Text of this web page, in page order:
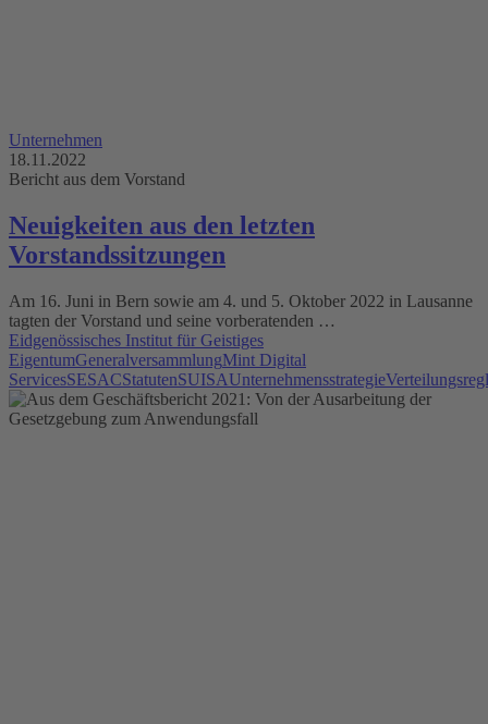
Unternehmen
18.11.2022
Bericht aus dem Vorstand
Neuigkeiten aus den letzten
Vorstandssitzungen
Am 16. Juni in Bern sowie am 4. und 5. Oktober 2022 in Lausanne
tagten der Vorstand und seine vorberatenden …
Eidgenössisches Institut für Geistiges
EigentumGeneralversammlungMint Digital
ServicesSESACStatutenSUISAUnternehmensstrategie